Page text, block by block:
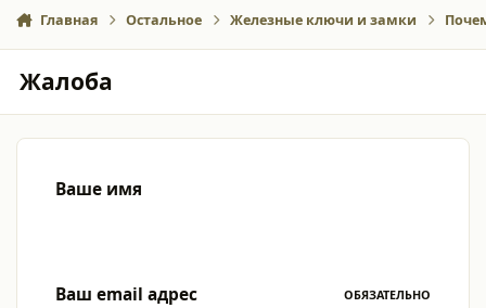
Главная Остальное Железные ключи и замки
Жалоба
Ваше имя
Ваш email адрес ОБЯЗАТЕЛЬНО